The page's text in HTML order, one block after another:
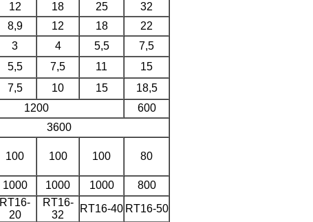
12 18 25
32
8,9 12 18
22
3 4 5,5
7,5
5,5 7,5 11
15
7,5 10 15
18,5
1200
600
3600
100 100 100 80
1000 1000 1000
800
RT16-
20
RT16-
32
RT16-40 RT16-50